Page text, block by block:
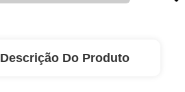
Descrição Do Produto